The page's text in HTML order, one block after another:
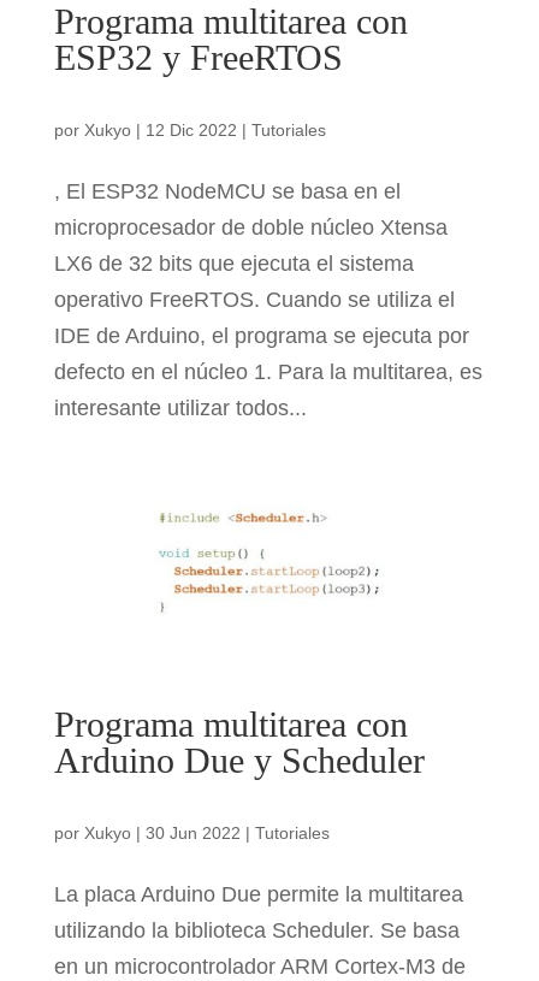
Programa multitarea con
ESP32 y FreeRTOS
por Xukyo| 12 Dic 2022 | Tutoriales
, El ESP32 NodeMCU se basa en el
microprocesador de doble núcleo Xtensa
LX6 de 32 bits que ejecuta el sistema
operativo FreeRTOS. Cuando se utiliza el
IDE de Arduino, el programa se ejecuta por
defecto en el núcleo 1. Para la multitarea, es
interesante utilizar todos...
Programa multitarea con
Arduino Due y Scheduler
por Xukyo| 30 Jun 2022 | Tutoriales
La placa Arduino Due permite la multitarea
utilizando la biblioteca Scheduler. Se basa
en un microcontrolador ARM Cortex-M3 de